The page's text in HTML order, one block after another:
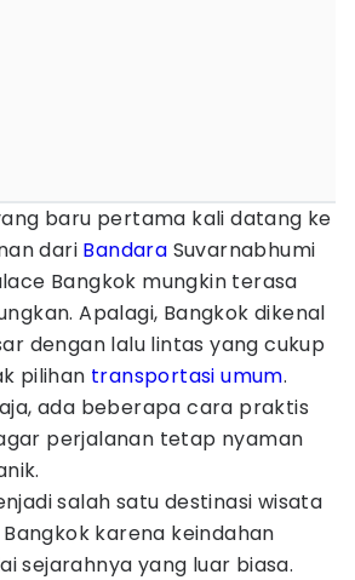
baru pertama kali datang ke
dari Bandara Suvarnabhumi
Bangkok mungkin terasa
Apalagi, Bangkok dikenal
dengan lalu lintas yang cukup
pilihan transportasi umum.
ada beberapa cara praktis
perjalanan tetap nyaman
salah satu destinasi wisata
karena keindahan
sejarahnya yang luar biasa.